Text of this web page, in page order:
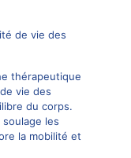
de vie des
thérapeutique
vie des
du corps.
les
la mobilité et